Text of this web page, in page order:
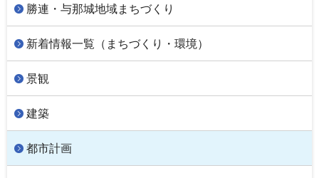
勝連・与那城地域まちづくり
新着情報一覧（まちづくり・環境）
景観
建築
都市計画